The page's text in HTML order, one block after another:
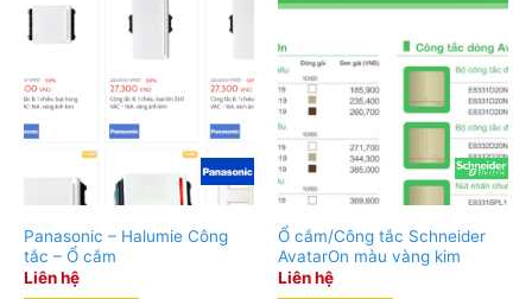
Panasonic – Halumie Công
tắc – Ổ cắm
Liên hệ
Ổ cắm/Công tắc Schneider
AvatarOn màu vàng kim
Liên hệ